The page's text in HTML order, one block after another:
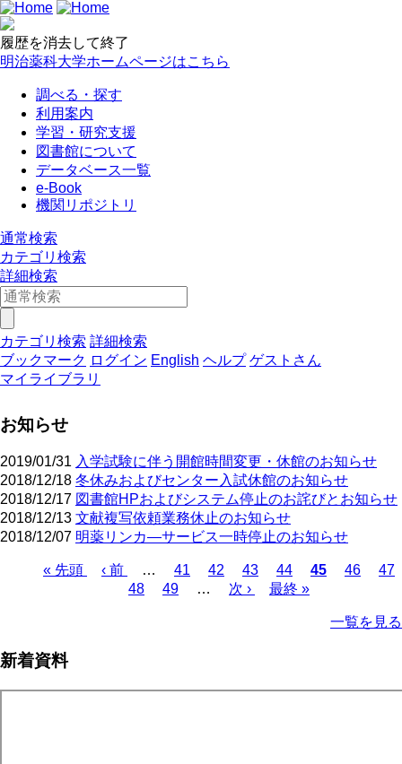
履歴を消去して終了
明治薬科大学ホームページはこちら
調べる・探す
利用案内
学習・研究支援
図書館について
データベース一覧
e-Book
機関リポジトリ
通常検索
カテゴリ検索
詳細検索
カテゴリ検索 詳細検索
ブックマーク ログイン English ヘルプ ゲストさん
マイライブラリ
お知らせ
2019/01/31 入学試験に伴う開館時間変更・休館のお知らせ
2018/12/18 冬休みおよびセンター入試休館のお知らせ
2018/12/17 図書館HPおよびシステム停止のお詫びとお知らせ
2018/12/13 文献複写依頼業務休止のお知らせ
2018/12/07 明薬リンカ―サービス一時停止のお知らせ
り
先
« 先頭
前
‹ 前 …
ペ
ー
41
ペ
ー
42
ペ
ー
43
ペ
ー
44
カ
45
ペ
46
ペ
47
ペ
48
ペ
49 …
次
次 ›
最
最終 »
一覧を見る
新着資料